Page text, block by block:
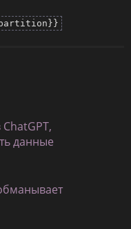
данные